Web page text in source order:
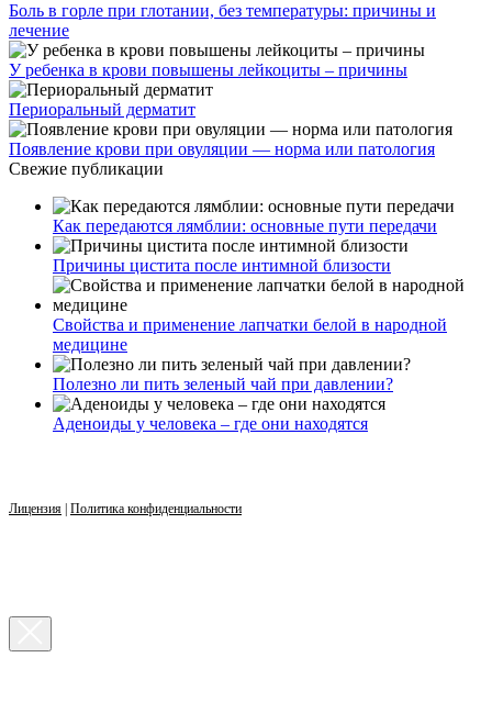
Боль в горле при глотании, без температуры: причины и
лечение
У ребенка в крови повышены лейкоциты – причины
Периоральный дерматит
Появление крови при овуляции — норма или патология
Свежие публикации
Как передаются лямблии: основные пути передачи
Причины цистита после интимной близости
Свойства и применение лапчатки белой в народной
медицине
Полезно ли пить зеленый чай при давлении?
Аденоиды у человека – где они находятся
Лицензия Политика конфиденциальности